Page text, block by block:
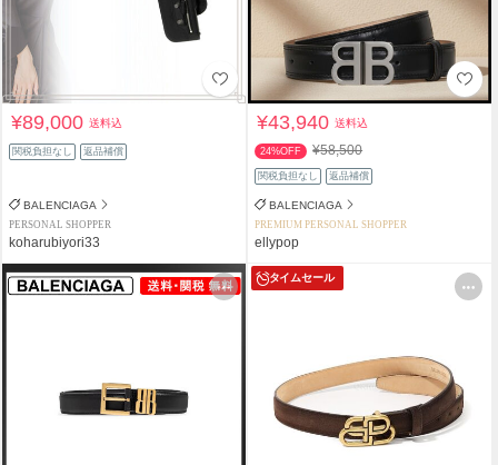
¥89,000送料込
関税負担なし 返品補償
BALENCIAGA
PERSONAL SHOPPER
koharubiyori33
¥43,940送料込
24%OFF ¥58,500
関税負担なし 返品補償
BALENCIAGA
PREMIUM PERSONAL SHOPPER
ellypop
タイムセール